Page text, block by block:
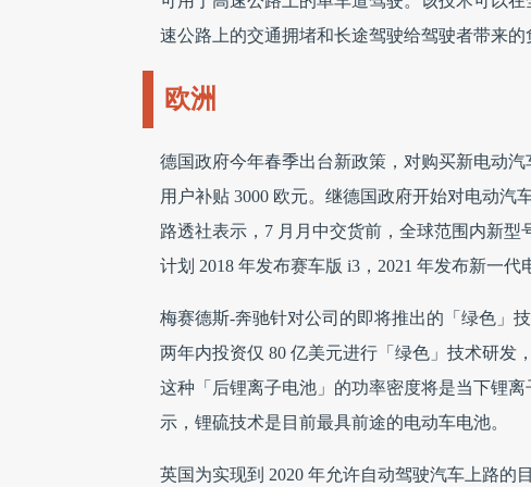
速公路上的交通拥堵和长途驾驶给驾驶者带来的
欧洲
德国政府今年春季出台新政策，对购买新电动
用户补贴 3000 欧元。继德国政府开始对电动汽
路透社表示，7 月月中交货前，全球范围内新型
计划 2018 年发布赛车版 i3，2021 年发布新一代
梅赛德斯-奔驰针对公司的即将推出的「绿色」
两年内投资仅 80 亿美元进行「绿色」技术研发
这种「后锂离子电池」的功率密度将是当下锂
示，锂硫技术是目前最具前途的电动车电池。
英国为实现到 2020 年允许自动驾驶汽车上路